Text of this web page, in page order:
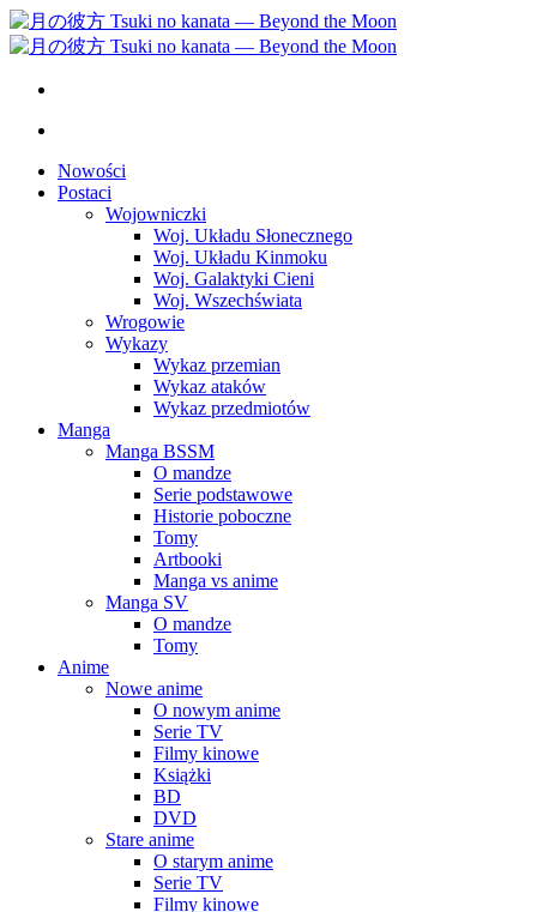
Nowości
Postaci
Wojowniczki
Woj. Układu Słonecznego
Woj. Układu Kinmoku
Woj. Galaktyki Cieni
Woj. Wszechświata
Wrogowie
Wykazy
Wykaz przemian
Wykaz ataków
Wykaz przedmiotów
Manga
Manga BSSM
O mandze
Serie podstawowe
Historie poboczne
Tomy
Artbooki
Manga vs anime
Manga SV
O mandze
Tomy
Anime
Nowe anime
O nowym anime
Serie TV
Filmy kinowe
Książki
BD
DVD
Stare anime
O starym anime
Serie TV
Filmy kinowe